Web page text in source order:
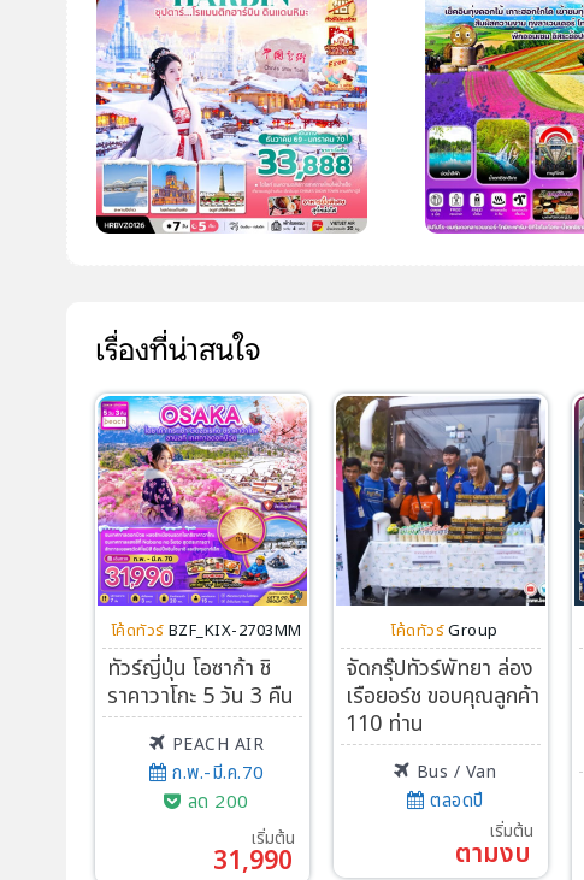
บริการอื่นๆ
ติดต่อเรา
เรื่องที่น่าสนใจ
โค้ดทัวร์ BZF_KIX-2703MM
ทัวร์ญี่ปุ่น โอซาก้า ชิ
ราคาวาโกะ 5 วัน 3 คืน
PEACH AIR
ก.พ.-มี.ค.70
ลด 200
เริ่มต้น
31,990
โค้ดทัวร์ Group
จัดกรุ๊ปทัวร์พัทยา ล่อง
เรือยอร์ช ขอบคุณลูกค้า
110 ท่าน
Bus / Van
ตลอดปี
เริ่มต้น
ตามงบ